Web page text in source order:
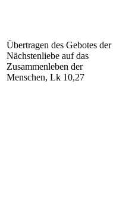
Übertragen des Gebotes der
Nächstenliebe auf das
Zusammenleben der
Menschen, Lk 10,27